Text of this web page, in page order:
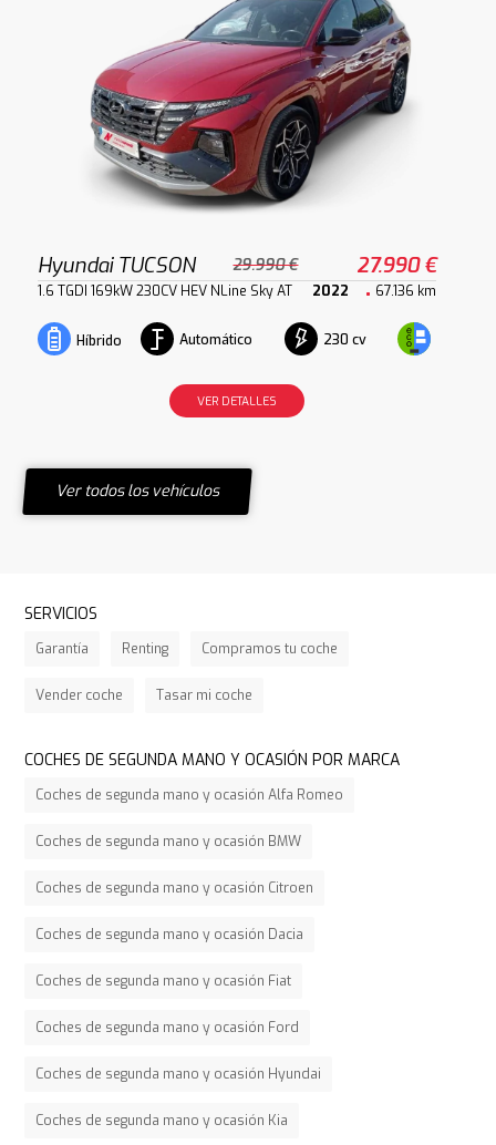
Hyundai TUCSON 29.990 € 27.990 €
1.6 TGDI 169kW 230CV HEV NLine Sky AT 2022 67.136 km
Híbrido Automático 230 cv
VER DETALLES
Ver todos los vehículos
SERVICIOS
Garantía Renting Compramos tu coche
Vender coche Tasar mi coche
COCHES DE SEGUNDA MANO Y OCASIÓN POR MARCA
Coches de segunda mano y ocasión Alfa Romeo
Coches de segunda mano y ocasión BMW
Coches de segunda mano y ocasión Citroen
Coches de segunda mano y ocasión Dacia
Coches de segunda mano y ocasión Fiat
Coches de segunda mano y ocasión Ford
Coches de segunda mano y ocasión Hyundai
Coches de segunda mano y ocasión Kia